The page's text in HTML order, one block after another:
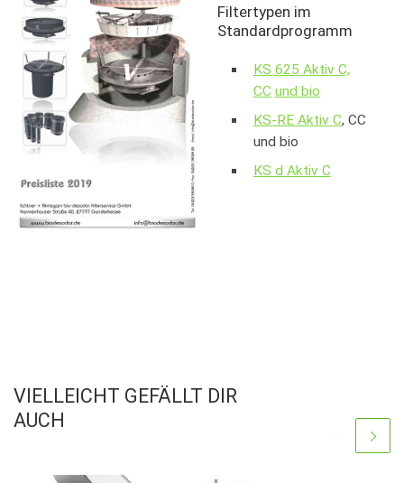
Filtertypen im
Standardprogramm
KS 625 Aktiv C,
CC und bio
KS-RE Aktiv C, CC
und bio
KS d Aktiv C
VIELLEICHT GEFÄLLT DIR
AUCH